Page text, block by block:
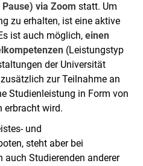
via Zoom statt. Um
zu erhalten, ist eine aktive
ist auch möglich, einen
(Leistungstyp
der Universität
zur Teilnahme an
Studienleistung in Form von
erbracht wird.
und
steht aber bei
auch Studierenden anderer